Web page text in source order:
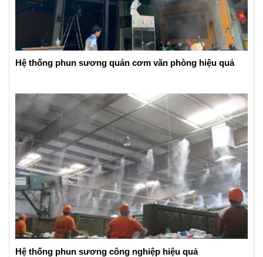
Hệ thống phun sương quán cơm văn phòng hiệu quả
Hệ thống phun sương công nghiệp hiệu quả